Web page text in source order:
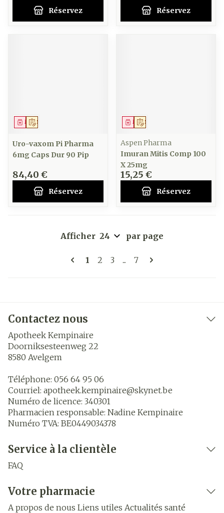
Réservez Réservez
Sur prescription
Médicament
Uro-vaxom Pi Pharma
6mg Caps Dur 90 Pip
84,40 €
Réservez
Sur prescription
Médicament
Aspen Pharma
Imuran Mitis Comp 100
X 25mg
15,25 €
Réservez
Pages
Vous lisez actuellement la page
1 Page
2 Page
3 ... Page
7
Afficher par page
Contactez nous
Apotheek Kempinaire
Doorniksesteenweg 22
8580 Avelgem
Téléphone: 056 64 95 06
Courriel: apotheek.kempinaire@skynet.be
Numéro de licence: 340301
Pharmacien responsable: Nadine Kempinaire
Numéro TVA: BE0449034378
Service à la clientèle
FAQ
Votre pharmacie
A propos de nous Liens utiles Actualités santé